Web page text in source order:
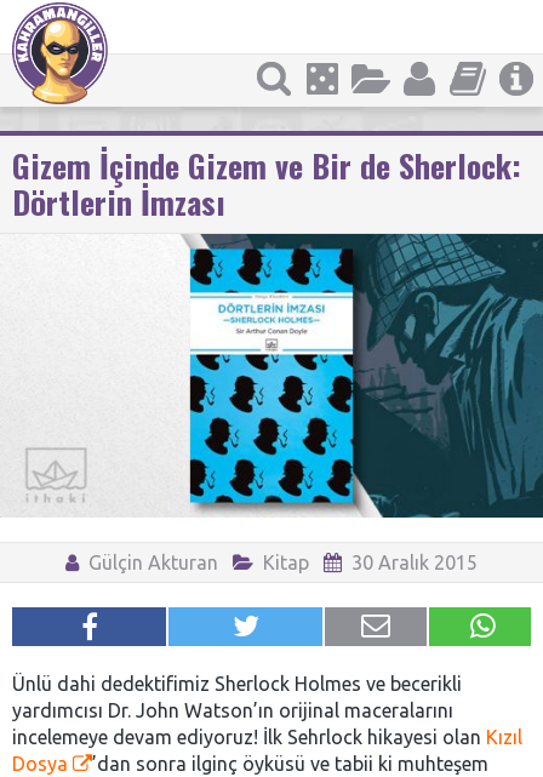
Gizem İçinde Gizem ve Bir de Sherlock:
Dörtlerin İmzası
Gülçin Akturan Kitap 30 Aralık 2015
Ünlü dahi dedektifimiz Sherlock Holmes ve becerikli
yardımcısı Dr. John Watson’ın orijinal maceralarını
incelemeye devam ediyoruz! İlk Sehrlock hikayesi olan Kızıl
Dosya
’dan sonra ilginç öyküsü ve tabii ki muhteşem